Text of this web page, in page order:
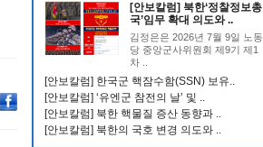
[안보칼럼] 북한‘정찰정보총
국’임무 확대 의도와 ..
김정은은 2026년 7월 9일 노동
당 중앙군사위원회 제9기 제1
차 ..
[안보칼럼] 한국군 핵잠수함(SSN) 보유..
[안보칼럼] ‘유엔군 참전의 날’ 및 ..
[안보칼럼] 북한 핵물질 증산 동향과 ..
[안보칼럼] 북한의 국호 변경 의도와 ..